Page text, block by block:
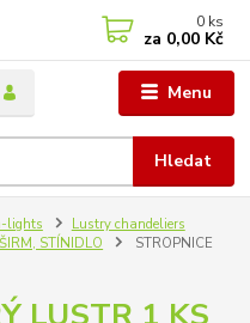
Menu
Hledat
0 ks
za 0,00 Kč
lights
Lustry chandeliers
STÍNIDLO
STROPNICE